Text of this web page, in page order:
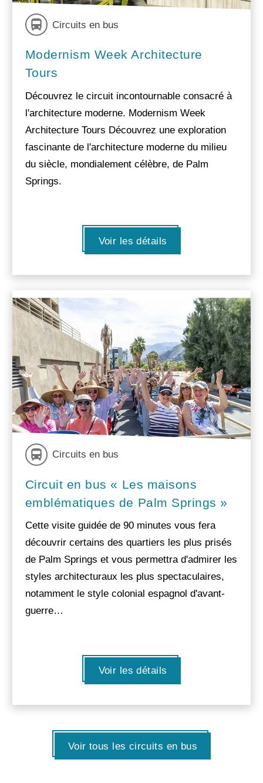
Circuits en bus
Modernism Week Architecture
Tours
Découvrez le circuit incontournable consacré à
l'architecture moderne. Modernism Week
Architecture Tours Découvrez une exploration
fascinante de l'architecture moderne du milieu
du siècle, mondialement célèbre, de Palm
Springs.
Voir les détails
Circuits en bus
Circuit en bus « Les maisons
emblématiques de Palm Springs »
Cette visite guidée de 90 minutes vous fera
découvrir certains des quartiers les plus prisés
de Palm Springs et vous permettra d'admirer les
styles architecturaux les plus spectaculaires,
notamment le style colonial espagnol d'avant-
guerre…
Voir les détails
Voir tous les circuits en bus